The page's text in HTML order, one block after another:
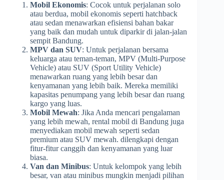
Mobil Ekonomis: Cocok untuk perjalanan solo
atau berdua, mobil ekonomis seperti hatchback
atau sedan menawarkan efisiensi bahan bakar
yang baik dan mudah untuk diparkir di jalan-jalan
sempit Bandung.
MPV dan SUV: Untuk perjalanan bersama
keluarga atau teman-teman, MPV (Multi-Purpose
Vehicle) atau SUV (Sport Utility Vehicle)
menawarkan ruang yang lebih besar dan
kenyamanan yang lebih baik. Mereka memiliki
kapasitas penumpang yang lebih besar dan ruang
kargo yang luas.
Mobil Mewah: Jika Anda mencari pengalaman
yang lebih mewah, rental mobil di Bandung juga
menyediakan mobil mewah seperti sedan
premium atau SUV mewah. dilengkapi dengan
fitur-fitur canggih dan kenyamanan yang luar
biasa.
Van dan Minibus: Untuk kelompok yang lebih
besar, van atau minibus mungkin menjadi pilihan